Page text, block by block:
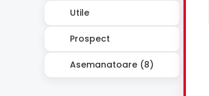
Utile
Prospect
Asemanatoare (8)